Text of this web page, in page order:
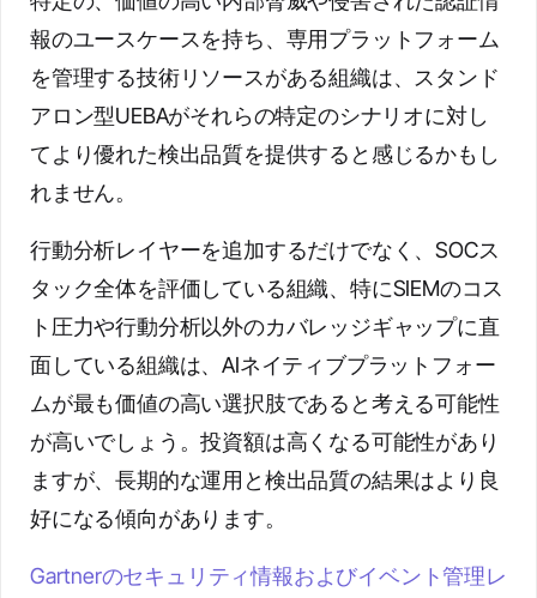
報のユースケースを持ち、専用プラットフォーム
を管理する技術リソースがある組織は、スタンド
アロン型UEBAがそれらの特定のシナリオに対し
てより優れた検出品質を提供すると感じるかもし
れません。
行動分析レイヤーを追加するだけでなく、SOCス
タック全体を評価している組織、特にSIEMのコス
ト圧力や行動分析以外のカバレッジギャップに直
面している組織は、AIネイティブプラットフォー
ムが最も価値の高い選択肢であると考える可能性
が高いでしょう。投資額は高くなる可能性があり
ますが、長期的な運用と検出品質の結果はより良
好になる傾向があります。
Gartnerのセキュリティ情報およびイベント管理レ